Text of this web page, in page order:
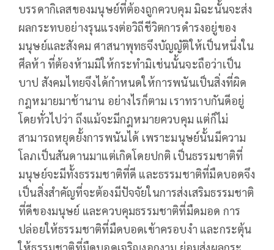
บรรดากิเลสของมนุษย์ที่ต้องถูกควบคุม มิฉะนั้นจะส่ง
ผลกระทบอย่างรุนแรงต่อวิถีชีวิตการดำรงอยู่ของ
มนุษย์และสังคม ศาสนาพุทธจึงบัญญัติให้เป็นหนึ่งใน
ศีลห้า ที่ต้องห้ามมิให้กระทำมิเช่นนั้นจะถือว่าเป็น
บาป สังคมไทยจึงได้กำหนดให้การพนันเป็นสิ่งที่ผิด
กฎหมายมาช้านาน อย่างไรก็ตาม เราทราบกันดีอยู่
โดยทั่วไปว่า ถึงแม้จะมีกฎหมายควบคุม แต่ก็ไม่
สามารถหยุดยั้งการพนันได้ เพราะมนุษย์นั้นมีความ
โลภเป็นสันดานมาแต่เกิดโดยปกติ เป็นธรรมชาติที่
มนุษย์จะมีทั้งธรรมชาติที่ดี และธรรมชาติที่มืดบอดจึง
เป็นสิ่งสำคัญที่จะต้องมีปัจจัยในการส่งเสริมธรรมชาติ
ที่ดีของมนุษย์ และควบคุมธรรมชาติที่มืดมอด การ
ปล่อยให้ธรรมชาติที่มืดบอดเข้าครอบงำ และกระตุ้น